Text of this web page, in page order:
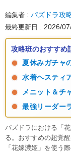
編集者 パズドラ攻
最終更新日 2026/
攻略班のおすすめ
夏休みガチャ
水着ヘスティ
メニット＆チ
最強リーダー
パズドラにおける「
る。おすすめの超覚
「花嫁濃姫」を使う